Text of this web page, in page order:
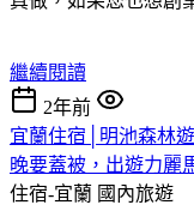
繼續閱讀
2年前
宜蘭住宿│明池森林
晚要蓋被，出遊力麗
住宿-宜蘭 國內旅遊